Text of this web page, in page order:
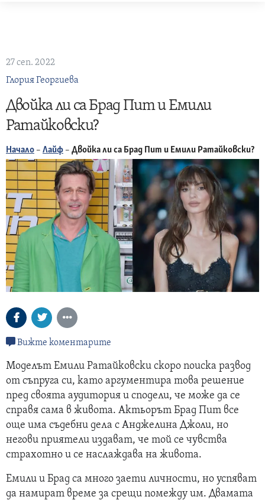
27 сеп. 2022
Глория Георгиева
Двойка ли са Брад Пит и Емили
Ратайковски?
Начало – Лайф – Двойка ли са Брад Пит и Емили Ратайковски?
Вижте коментарите
Моделът Емили Ратайковски скоро поиска развод
от съпруга си, като аргументира това решение
пред своята аудитория и сподели, че може да се
справя сама в живота. Актьорът Брад Пит все
още има съдебни дела с Анджелина Джоли, но
негови приятели издават, че той се чувства
страхотно и се наслаждава на живота.
Емили и Брад са много заети личности, но успяват
да намират време за срещи помежду им. Двамата